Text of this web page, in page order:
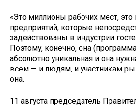
«Это миллионы рабочих мест,
предприятий, которые
задействованы в индустрии
Поэтому, конечно, она
абсолютно уникальная и она
всем — и людям, и участникам
она.
11 августа председатель